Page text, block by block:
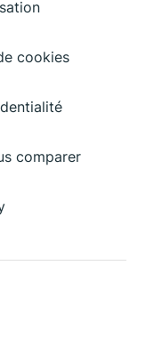
cookies
comparer